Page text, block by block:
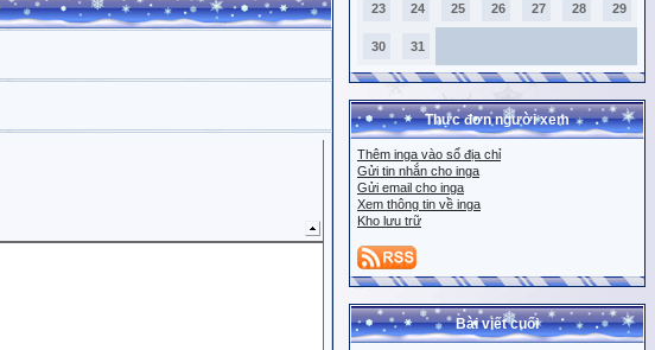
23 24 25 26 27 28 29
30 31
Thực đơn người xem
Thêm inga vào sổ địa chỉ
Gửi tin nhắn cho inga
Gửi email cho inga
Xem thông tin về inga
Kho lưu trữ
Bài viết cuối